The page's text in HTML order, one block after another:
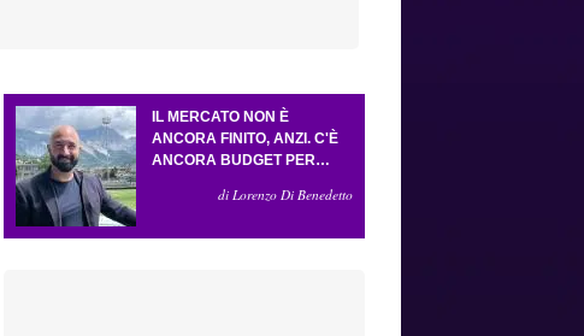
IL MERCATO NON È
ANCORA FINITO, ANZI. C'È
ANCORA BUDGET PER
COLPO IMPORTANTE E
di Lorenzo Di Benedetto